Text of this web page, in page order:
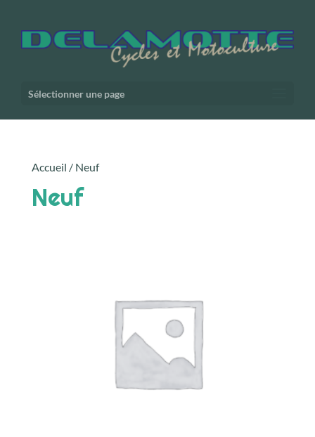
Sélectionner une page
Accueil / Neuf
Neuf